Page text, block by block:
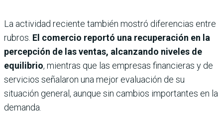
La actividad reciente también mostró diferencias entre
rubros. El comercio reportó una recuperación en la
percepción de las ventas, alcanzando niveles de
equilibrio, mientras que las empresas financieras y de
servicios señalaron una mejor evaluación de su
situación general, aunque sin cambios importantes en la
demanda.